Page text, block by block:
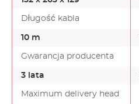
Długość kabla
10 m
Gwarancja producenta
3 lata
Maximum delivery head